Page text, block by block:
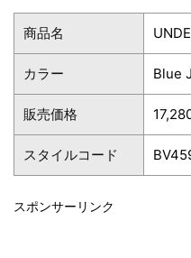
商品名
カラー Blue
販売価格
スタイルコード
スポンサーリンク